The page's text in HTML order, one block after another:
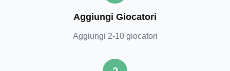
Aggiungi Giocatori
Aggiungi 2-10 giocatori